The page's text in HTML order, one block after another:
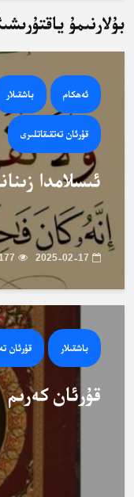
بۇلارنىمۇ
ئەھكام باشقىلار
قۇرئان تەتقىقاتلىرى
ئىسلامدا
2025-02-17 177 قېتىم كۆرۈلدى
باشقىلار قۇرئان
قۇرئان كەرىم